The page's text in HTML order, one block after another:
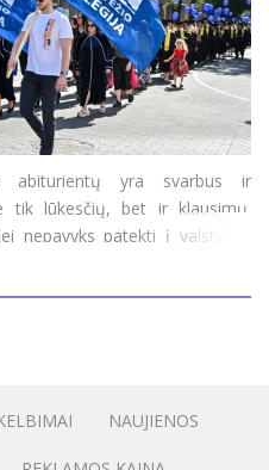
abiturientų yra svarbus ir
tik lūkesčių, bet ir klausimų.
nepavyks patekti į valstybės
reiškia, kad teks atsisakyti
sako - nebūt
NAUJIENOS